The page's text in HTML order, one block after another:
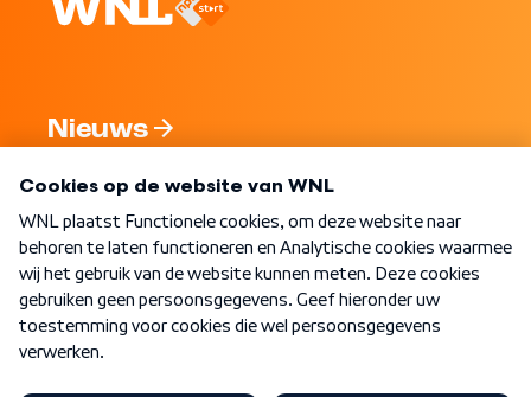
Nieuws
Nieuwsbrief
Word Lid